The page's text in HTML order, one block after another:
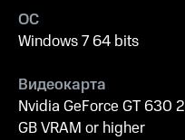
ОС
Windows 7 64 bits
Видеокарта
Nvidia GeForce GT 630
GB VRAM or higher